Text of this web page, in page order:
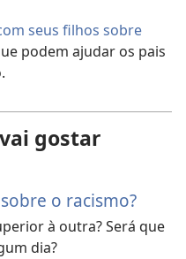
seus filhos sobre
podem ajudar os pais
gostar
o racismo?
à outra? Será que
dia?